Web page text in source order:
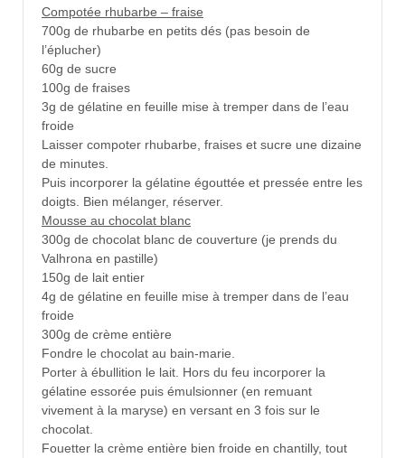
Compotée rhubarbe – fraise
700g de rhubarbe en petits dés (pas besoin de
l’éplucher)
60g de sucre
100g de fraises
3g de gélatine en feuille mise à tremper dans de l’eau
froide
Laisser compoter rhubarbe, fraises et sucre une dizaine
de minutes.
Puis incorporer la gélatine égouttée et pressée entre les
doigts. Bien mélanger, réserver.
Mousse au chocolat blanc
300g de chocolat blanc de couverture (je prends du
Valhrona en pastille)
150g de lait entier
4g de gélatine en feuille mise à tremper dans de l’eau
froide
300g de crème entière
Fondre le chocolat au bain-marie.
Porter à ébullition le lait. Hors du feu incorporer la
gélatine essorée puis émulsionner (en remuant
vivement à la maryse) en versant en 3 fois sur le
chocolat.
Fouetter la crème entière bien froide en chantilly, tout